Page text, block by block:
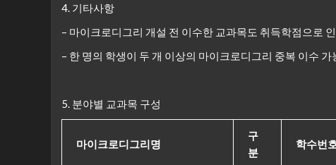
4. 기타사항
– 마이크로디그리 개설 전 이수한 교과목도 취득학점으로
– 한 명의 학생이 두 개 이상의 마이크로디그리 중복 이수 가
5. 분야별 교과목 구성
마이크로디그리명
구
분
학수번